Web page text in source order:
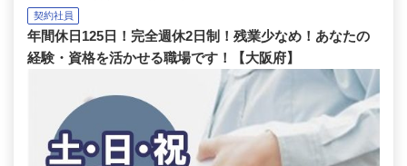
契約社員
年間休日125日！完全週休2日制！残業少なめ！あなたの
経験・資格を活かせる職場です！【大阪府】